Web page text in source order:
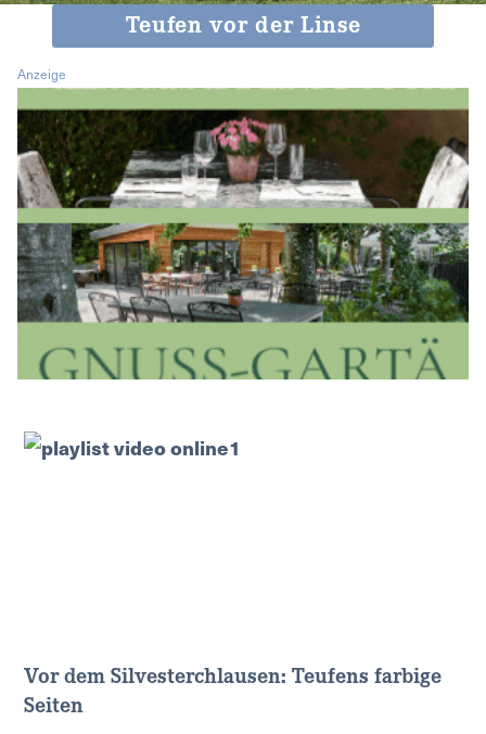
Teufen vor der Linse
Anzeige
Vor dem Silvesterchlausen: Teufens farbige
Seiten